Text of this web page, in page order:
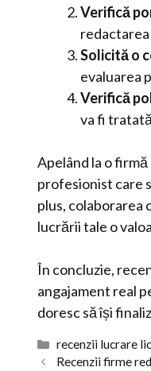
Verifică
Solicită o
evaluarea
Verifică
va fi
Apelând la o
profesionist care
plus, colaborarea
lucrării tale o
În concluzie,
angajament real
doresc să își
Categorii
recenzii lucrare
Recenzii firme